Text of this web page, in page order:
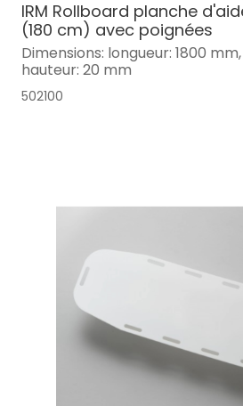
IRM Rollboard planche
(180 cm) avec poignées
Dimensions: longueur: 1800
hauteur: 20 mm
502100